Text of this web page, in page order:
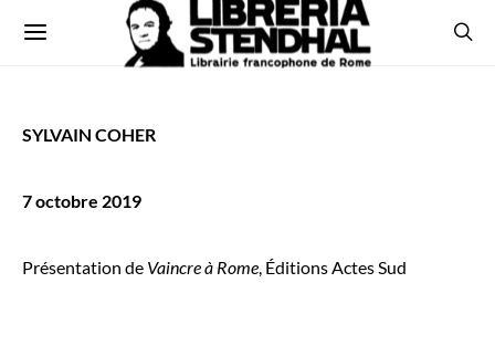
SYLVAIN COHER
7 octobre 2019
Présentation de Vaincre à Rome, Éditions Actes Sud